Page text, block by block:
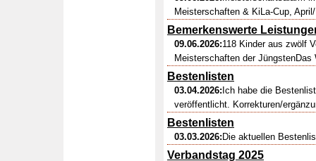
Meisterschaften & KiLa-Cup,
Bemerkenswerte
09.06.2026:118 Kinder aus zwölf
Meisterschaften der
Bestenlisten
03.04.2026: Ich habe die
veröffentlicht. Korrekturen/
Bestenlisten
03.03.2026: Die aktuellen
Verbandstag 2025